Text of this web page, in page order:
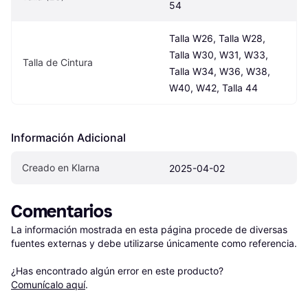
54
Talla de Cintura
Talla W26, Talla W28,
Talla W30, W31, W33,
Talla W34, W36, W38,
W40, W42, Talla 44
Información Adicional
Creado en Klarna 2025-04-02
Comentarios
La información mostrada en esta página procede de diversas
fuentes externas y debe utilizarse únicamente como referencia.
¿Has encontrado algún error en este producto?
Comunícalo aquí.